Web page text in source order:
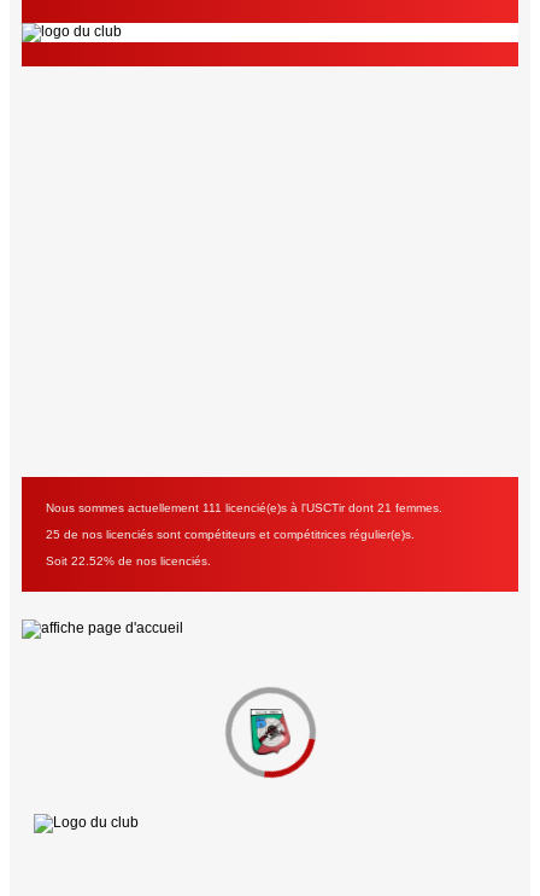
Nous sommes actuellement 111 licencié(e)s à l'USCTir dont 21 femmes.
25 de nos licenciés sont compétiteurs et compétitrices régulier(e)s.
Soit 22.52% de nos licenciés.